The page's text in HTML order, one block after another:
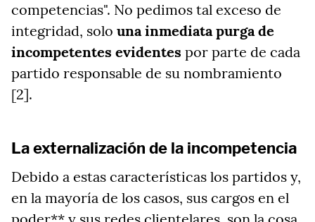
competencias". No pedimos tal exceso de
integridad, solo una inmediata purga de
incompetentes evidentes por parte de cada
partido responsable de su nombramiento
[2].
La externalización de la incompetencia
Debido a estas características los partidos y,
en la mayoría de los casos, sus cargos en el